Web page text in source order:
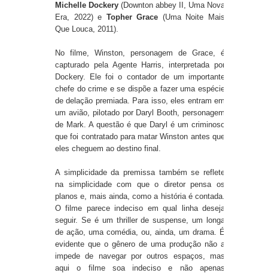
Michelle Dockery (Downton abbey II, Uma Nova
Era, 2022) e Topher Grace (Uma Noite Mais
Que Louca, 2011).
No filme, Winston, personagem de Grace, é
capturado pela Agente Harris, interpretada por
Dockery. Ele foi o contador de um importante
chefe do crime e se dispõe a fazer uma espécie
de delação premiada. Para isso, eles entram em
um avião, pilotado por Daryl Booth, personagem
de Mark. A questão é que Daryl é um criminoso
que foi contratado para matar Winston antes que
eles cheguem ao destino final.
A simplicidade da premissa também se reflete
na simplicidade com que o diretor pensa os
planos e, mais ainda, como a história é contada.
O filme parece indeciso em qual linha deseja
seguir. Se é um thriller de suspense, um longa
de ação, uma comédia, ou, ainda, um drama. É
evidente que o gênero de uma produção não a
impede de navegar por outros espaços, mas
aqui o filme soa indeciso e não apenas